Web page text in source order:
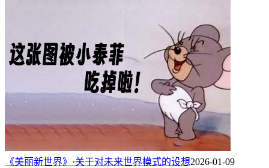
《美丽新世界》·关于对未来世界模式的设想2026-01-09